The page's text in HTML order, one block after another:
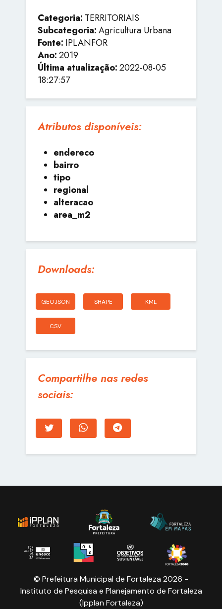
Categoria: TERRITORIAIS
Subcategoria:Agricultura Urbana
Fonte: IPLANFOR
Ano:2019
Última atualização:2022-08-05
18:27:57
Atributos disponíveis:
endereco
bairro
tipo
regional
alteracao
area_m2
Downloads:
GEOJSON SHAPE KML
CSV
Compartilhe nas redes
sociais:
© Prefeitura Municipal de Fortaleza 2026 -
Instituto de Pesquisa e Planejamento de Fortaleza
(Ipplan Fortaleza)